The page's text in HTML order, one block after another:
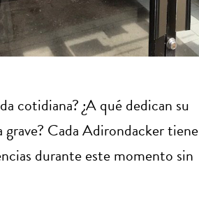
cotidiana? ¿A qué dedican su
grave? Cada Adirondacker tiene
durante este momento sin